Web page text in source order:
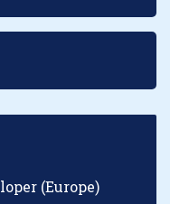
(Europe)